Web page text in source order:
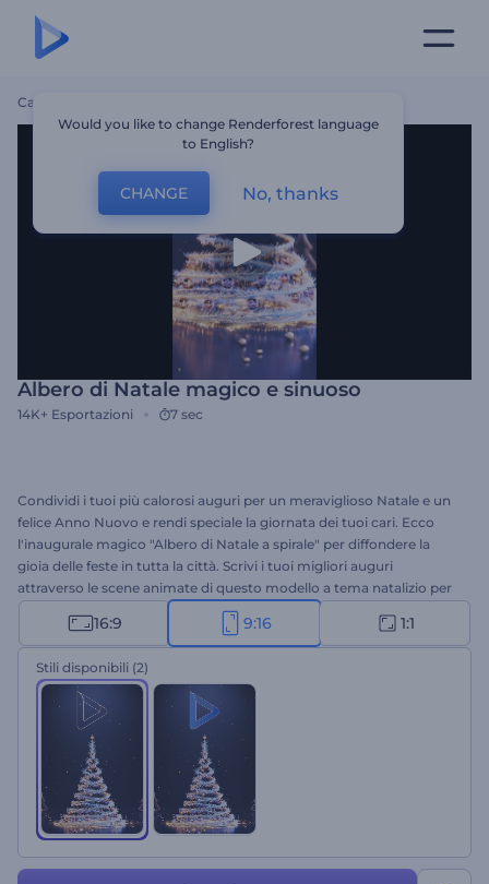
Casa
Albero di Natale magico e sinuoso
14K+ Esportazioni 7 sec
Condividi i tuoi più calorosi auguri per un meraviglioso Natale e un
felice Anno Nuovo e rendi speciale la giornata dei tuoi cari. Ecco
l'inaugurale magico "Albero di Natale a spirale" per diffondere la
gioia delle feste in tutta la città. Scrivi i tuoi migliori auguri
attraverso le scene animate di questo modello a tema natalizio per
far credere ai tuoi amici e familiari nella magia del Natale. Carica i
tuoi file multimediali, scrivi i tuoi messaggi e ottieni un video di
auguri animato professionale in pochi clic. Perfetto per spot
televisivi, inviti a cena di Natale, video di auguri e molto altro.
Provalo subito!
16:9 9:16 1:1
Stili disponibili (2)
Would you like to change Renderforest language
to English?
CHANGE No, thanks